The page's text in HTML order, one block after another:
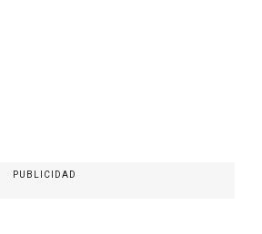
PUBLICIDAD